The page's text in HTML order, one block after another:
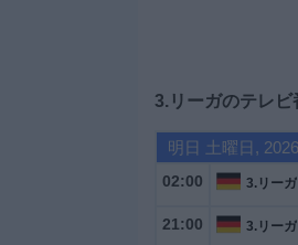
3.リーガのテレ
明日 土曜日,
02:00 3.リーガ
21:00 3.リーガ